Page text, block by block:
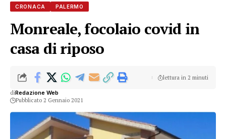
CRONACA PALERMO
Monreale, focolaio covid in
casa di riposo
diRedazione Web
Pubblicato 2 Gennaio 2021
lettura in 2 minuti